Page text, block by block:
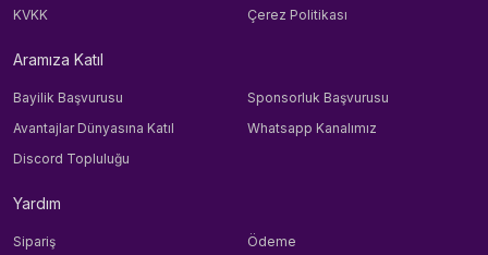
KVKK
Çerez Politikası
Aramıza Katıl
Bayilik Başvurusu
Sponsorluk Başvurusu
Avantajlar Dünyasına Katıl
Whatsapp Kanalımız
Discord Topluluğu
Yardım
Sipariş
Ödeme